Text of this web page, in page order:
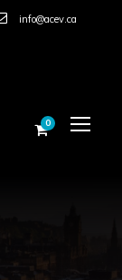
info@acev.ca
0